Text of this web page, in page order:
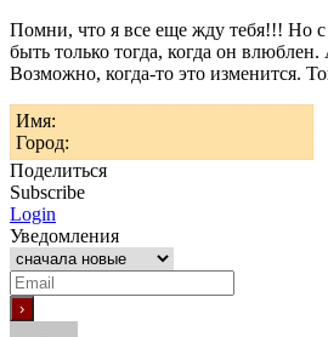
Помни, что я все еще жду тебя!!! Но
быть только тогда, когда он влюблен.
Возможно, когда-то это изменится.
Имя:
Город:
Поделиться
Subscribe
Login
Уведомления